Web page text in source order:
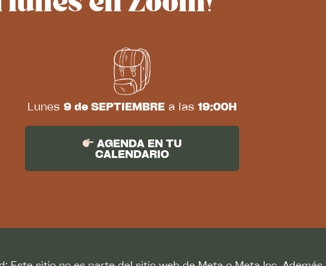
Lunes 9 de SEPTIEMBREa las 19:00H
AGENDA EN TU
CALENDARIO